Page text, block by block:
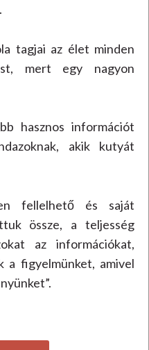
tagjai az élet minden
mert egy nagyon
hasznos információt
akik kutyát
fellelhető és saját
össze, a teljesség
az információkat,
a figyelmünket, amivel